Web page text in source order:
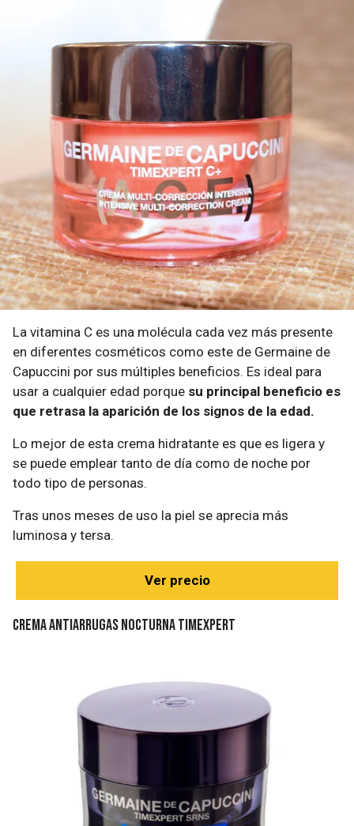
La vitamina C es una molécula cada vez más presente
en diferentes cosméticos como este de Germaine de
Capuccini por sus múltiples beneficios. Es ideal para
usar a cualquier edad porque su principal beneficio es
que retrasa la aparición de los signos de la edad.
Lo mejor de esta crema hidratante es que es ligera y
se puede emplear tanto de día como de noche por
todo tipo de personas.
Tras unos meses de uso la piel se aprecia más
luminosa y tersa.
Ver precio
Crema antiarrugas nocturna Timexpert